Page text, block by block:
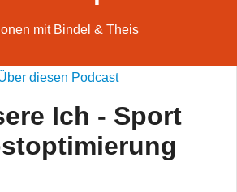
mit Bindel & Theis
diesen Podcast
Ich - Sport